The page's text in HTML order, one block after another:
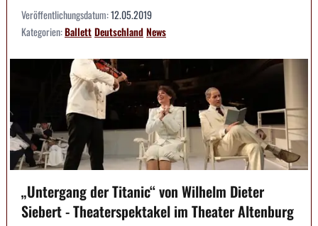
Veröffentlichungsdatum:12.05.2019
Kategorien:BallettDeutschlandNews
„Untergang der Titanic“ von Wilhelm Dieter
Siebert - Theaterspektakel im Theater Altenburg